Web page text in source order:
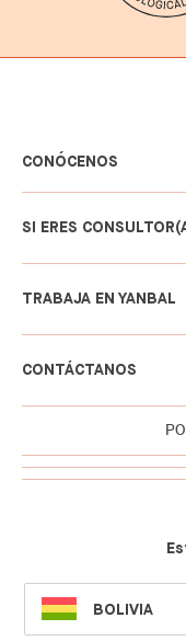
CONÓCENOS
SI ERES
TRABAJA EN YANBAL
CONTÁCTANOS
SELECT
LANGUAGE
BOLIVIA